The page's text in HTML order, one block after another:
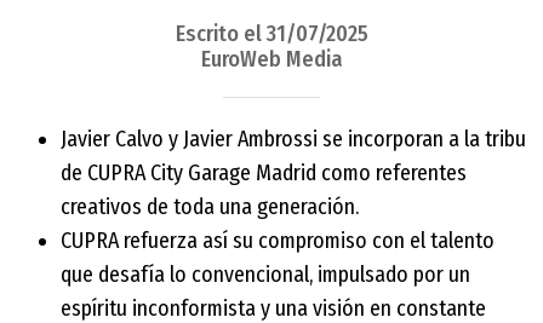
Escrito el 31/07/2025
EuroWeb Media
Javier Calvo y Javier Ambrossi se incorporan a la tribu
de CUPRA City Garage Madrid como referentes
creativos de toda una generación.
CUPRA refuerza así su compromiso con el talento
que desafía lo convencional, impulsado por un
espíritu inconformista y una visión en constante